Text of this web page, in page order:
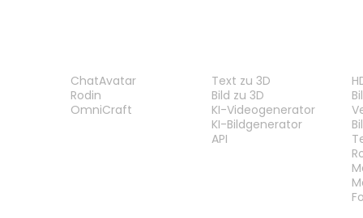
ChatAvatar
Rodin
OmniCraft
Text zu 3D
Bild zu 3D
KI-Videogenerator
KI-Bildgenerator
API